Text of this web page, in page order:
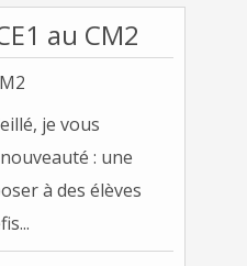
au CM2
je vous
: une
à des élèves